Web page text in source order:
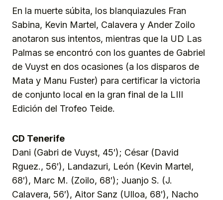
En la muerte súbita, los blanquiazules Fran
Sabina, Kevin Martel, Calavera y Ander Zoilo
anotaron sus intentos, mientras que la UD Las
Palmas se encontró con los guantes de Gabriel
de Vuyst en dos ocasiones (a los disparos de
Mata y Manu Fuster) para certificar la victoria
de conjunto local en la gran final de la LIII
Edición del Trofeo Teide.
CD Tenerife
Dani (Gabri de Vuyst, 45′); César (David
Rguez., 56′), Landazuri, León (Kevin Martel,
68′), Marc M. (Zoilo, 68′); Juanjo S. (J.
Calavera, 56′), Aitor Sanz (Ulloa, 68′), Nacho